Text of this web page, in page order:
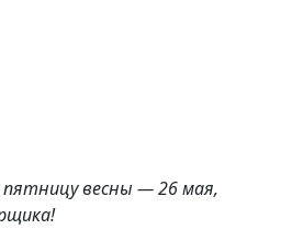
весны — 26 мая,